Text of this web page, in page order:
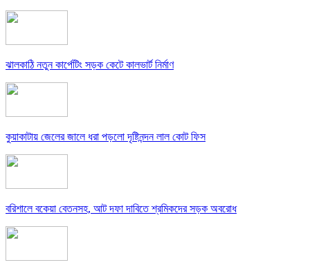
ঝালকাঠি নতুন কার্পেটিং সড়ক কেটে কালভার্ট নির্মাণ
কুয়াকাটায় জেলের জালে ধরা পড়লো দৃষ্টিনন্দন লাল কোট ফিস
বরিশালে বকেয়া বেতনসহ, আট দফা দাবিতে শ্রমিকদের সড়ক অবরোধ